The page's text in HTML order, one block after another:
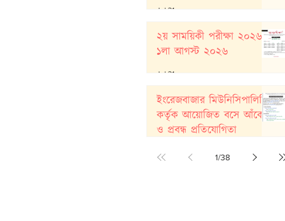
Jul 31
২য় সাময়িকী পরীক্ষা ২০২৬:
১লা আগস্ট ২০২৬
Jul 31
ইংরেজবাজার মিউনিসিপালিটি
কর্তৃক আয়োজিত বসে আঁকো
ও প্রবন্ধ প্রতিযোগিতা
Jul 26 1/38